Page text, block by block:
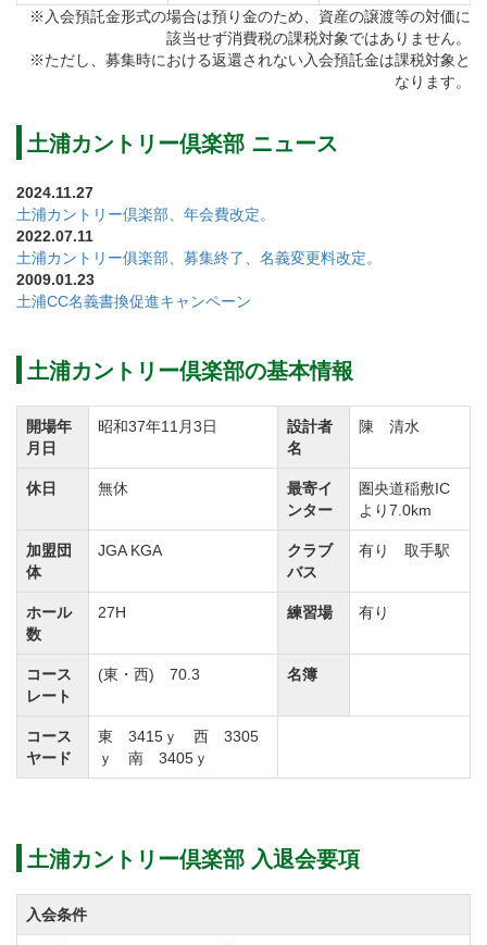
はキャディ付の選択制でカート使用または歩きでのラ
ウンドとなります。
また、スループレーも実施しておりますので、ご希望
グリーンは平成18年よりベント2グリーンに変更となり
【東コース】
全長3,415ヤードのコースは全体的にフラットでフェア
ウエイの幅も広く距離もあって戦略性抜群です。
ていて攻めごたえがあります。
ドッグレッグや傾斜のあるグリーンなど地形を生かし
た設計、コースバリエーションに富んだ9ホールです。
【西コース】
全長3,305ヤードと距離は短めですが谷越えやドッグレ
ッグのホールなど多彩なレイアウトをもつ9ホールで
西コースの2番ホールは2本の松がフェアウェイ上に配
置されており、この攻略がスコアメイクのカギを握っ
ています。
最終9番ホールでは思いっきりクラブを振りぬくことが
できるため、豪快なドライバーショットをお楽しみい
【南コース】
全長3,405ヤードのコースを囲む樹木と広々としたフェ
アウェイ、バンカーや池がバランスよく配置してある
※入会預託金形式の場合は預り金のため、資産の譲渡等の対価に
該当せず消費税の課税対象ではありません。
※ただし、募集時における返還されない入会預託金は課税対象と
なります。
土浦カントリー倶楽部 ニュース
2024.11.27
土浦カントリー倶楽部、年会費改定。
2022.07.11
土浦カントリー俱楽部、募集終了、名義変更料改定。
2009.01.23
土浦CC名義書換促進キャンペーン
土浦カントリー倶楽部の基本情報
開場年
月日
昭和37年11月3日
設計者
名
陳 清水
休日 無休
最寄イ
ンター
圏央道稲敷IC
より7.0km
加盟団
体
JGA KGA
クラブ
バス
有り 取手駅
ホール
数
27H 練習場 有り
コース
レート
(東・西) 70.3 名簿
コース
ヤード
東 3415ｙ 西 3305
ｙ 南 3405ｙ
土浦カントリー倶楽部 入退会要項
入会条件